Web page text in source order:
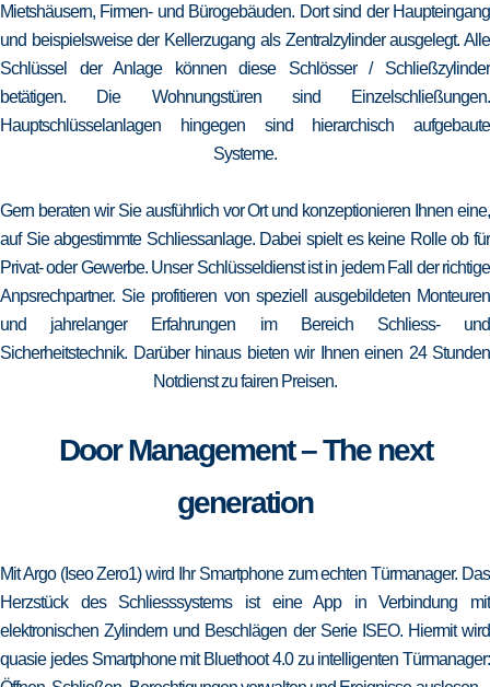
Mietshäusern, Firmen- und Bürogebäuden. Dort sind der Haupteingang
und beispielsweise der Kellerzugang als Zentralzylinder ausgelegt. Alle
Schlüssel der Anlage können diese Schlösser / Schließzylinder
betätigen. Die Wohnungstüren sind Einzelschließungen.
Hauptschlüsselanlagen hingegen sind hierarchisch aufgebaute
Systeme.
Gern beraten wir Sie ausführlich vor Ort und konzeptionieren Ihnen eine,
auf Sie abgestimmte Schliessanlage. Dabei spielt es keine Rolle ob für
Privat- oder Gewerbe. Unser Schlüsseldienst ist in jedem Fall der richtige
Anpsrechpartner. Sie profitieren von speziell ausgebildeten Monteuren
und jahrelanger Erfahrungen im Bereich Schliess- und
Sicherheitstechnik. Darüber hinaus bieten wir Ihnen einen 24 Stunden
Notdienst zu fairen Preisen.
Door Management – The next
generation
Mit Argo (Iseo Zero1) wird Ihr Smartphone zum echten Türmanager. Das
Herzstück des Schliesssystems ist eine App in Verbindung mit
elektronischen Zylindern und Beschlägen der Serie ISEO. Hiermit wird
quasie jedes Smartphone mit Bluethoot 4.0 zu intelligenten Türmanager: